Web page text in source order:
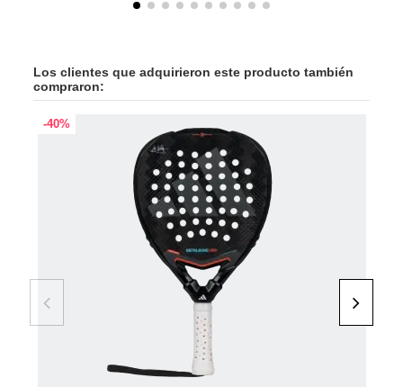
Los clientes que adquirieron este producto también
compraron:
-40%